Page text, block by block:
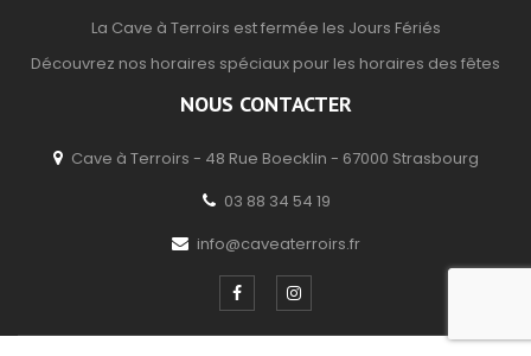
La Cave à Terroirs est fermée les Jours Fériés
Découvrez nos horaires spéciaux pour les horaires des fêtes
NOUS CONTACTER
Cave à Terroirs - 48 Rue Boecklin - 67000 Strasbourg
03 88 34 54 19
info@caveaterroirs.fr